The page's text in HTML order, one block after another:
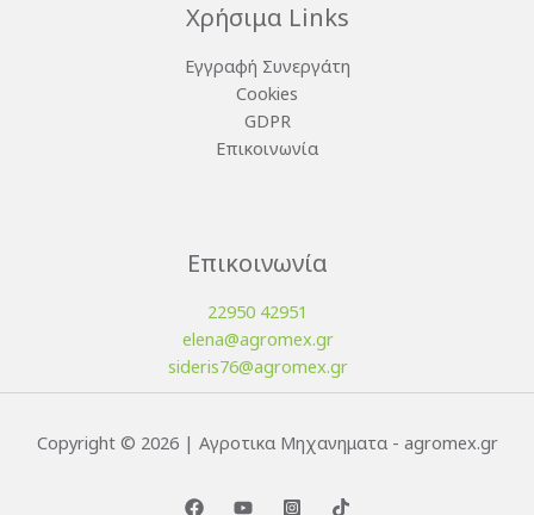
Χρήσιμα Links
Εγγραφή Συνεργάτη
Cookies
GDPR
Επικοινωνία
Επικοινωνία
22950 42951
elena@agromex.gr
sideris76@agromex.gr
Copyright © 2026 | Αγροτικα Μηχανηματα - agromex.gr